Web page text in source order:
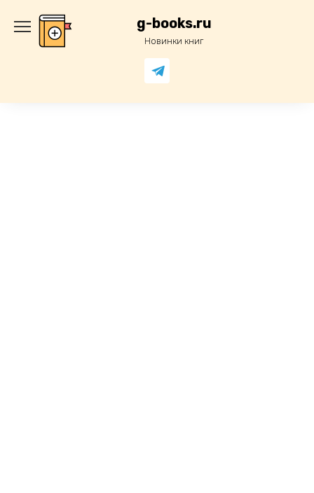
содержанию
g-books.ru
Новинки книг